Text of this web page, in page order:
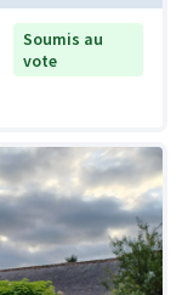
Soumis au
vote